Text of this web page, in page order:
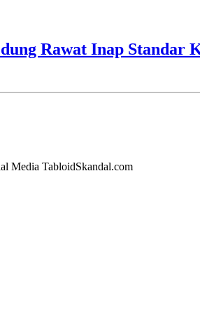
Rawat Inap
Media TabloidSkandal.com